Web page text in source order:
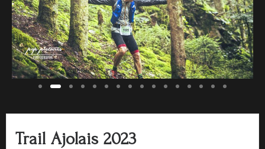
Trail Ajolais 2023